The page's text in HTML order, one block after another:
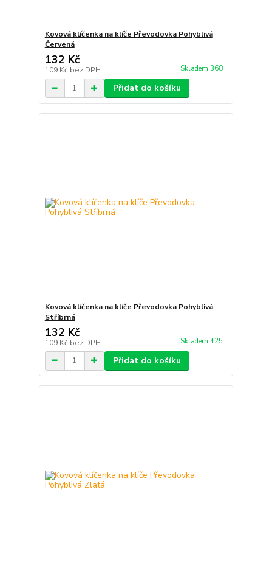
Kovová klíčenka na klíče Převodovka Pohyblivá
Červená
132 Kč
109 Kč bez DPH Skladem 368
Přidat do košíku
Kovová klíčenka na klíče Převodovka Pohyblivá
Stříbrná
132 Kč
109 Kč bez DPH Skladem 425
Přidat do košíku